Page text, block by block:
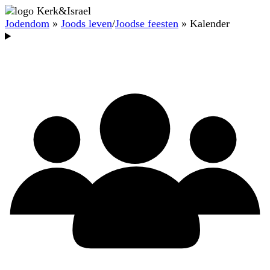
Jodendom » Joods leven/Joodse feesten » Kalender